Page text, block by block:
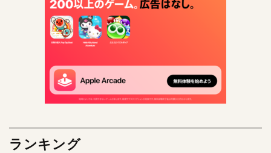
ランキング